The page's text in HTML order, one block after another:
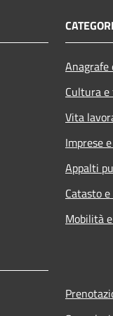
Cultura
Vita
Imprese
Appalti
Catasto
Mobilità